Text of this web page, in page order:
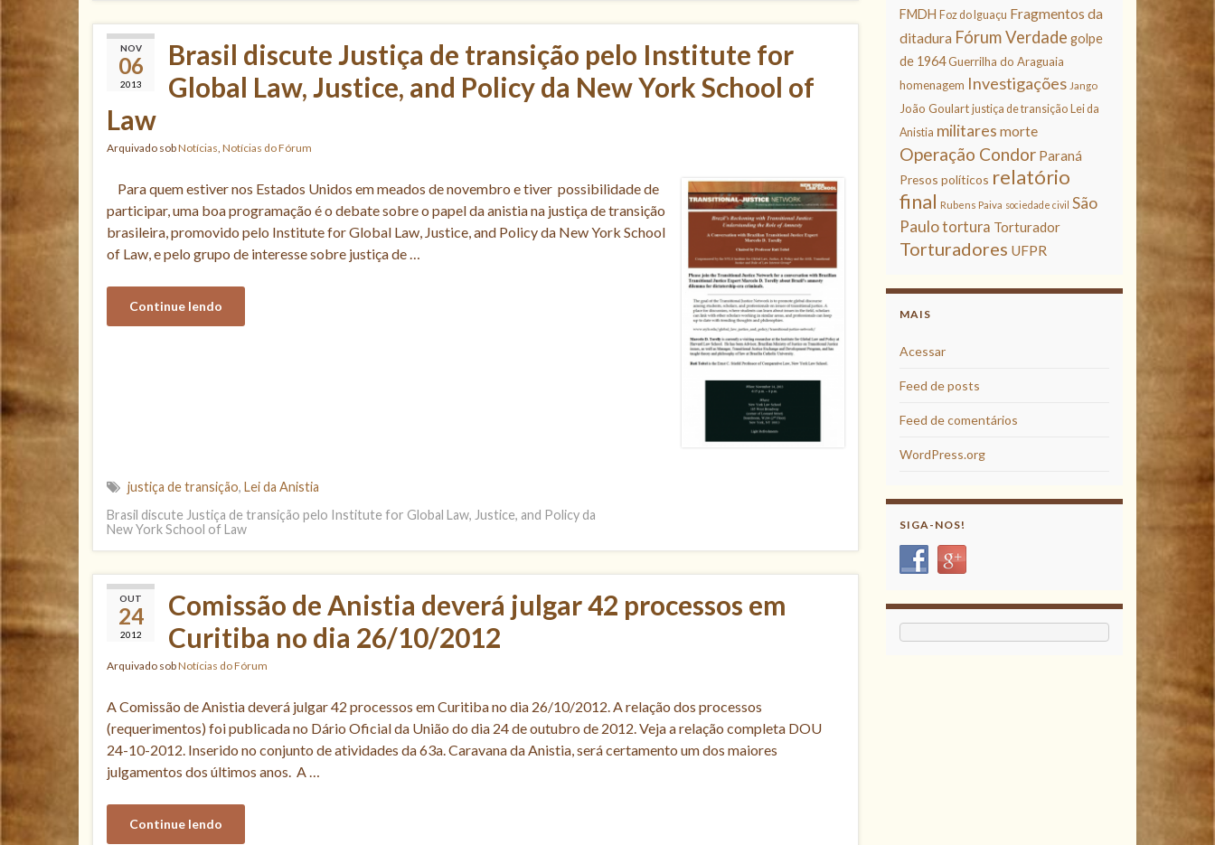
NOV
06
2013
Brasil discute Justiça de transição pelo Institute for
Global Law, Justice, and Policy da New York School of
Law
Arquivado sobNotícias Notícias do Fórum
Para quem estiver nos Estados Unidos em meados de novembro e tiver possibilidade de
participar, uma boa programação é o debate sobre o papel da anistia na justiça de transição
brasileira, promovido pelo Institute for Global Law, Justice, and Policy da New York School
of Law, e pelo grupo de interesse sobre justiça de …
Continue lendo
justiça de transição, Lei da Anistia
Brasil discute Justiça de transição pelo Institute for Global Law, Justice, and Policy da
New York School of Law
OUT
24
2012
Comissão de Anistia deverá julgar 42 processos em
Curitiba no dia 26/10/2012
Arquivado sobNotícias do Fórum
A Comissão de Anistia deverá julgar 42 processos em Curitiba no dia 26/10/2012. A relação dos processos
(requerimentos) foi publicada no Dário Oficial da União do dia 24 de outubro de 2012. Veja a relação completa DOU
24-10-2012. Inserido no conjunto de atividades da 63a. Caravana da Anistia, será certamento um dos maiores
julgamentos dos últimos anos. A …
Continue lendo
FMDH Foz do Iguaçu Fragmentos da
ditadura Fórum Verdade golpe
de 1964 Guerrilha do Araguaia
homenagem Investigações Jango
João Goulart justiça de transição Lei da
Anistia militares morte
Operação Condor Paraná
Presos políticos relatório
final Rubens Paiva sociedade civil São
Paulotortura Torturador
Torturadores UFPR
MAIS
Acessar
Feed de posts
Feed de comentários
WordPress.org
SIGA-NOS!